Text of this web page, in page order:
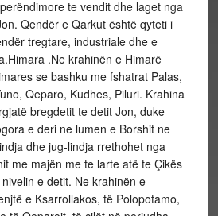
te vendit dhe laget nga
Qendër e Qarkut është qyteti i
tregtare, industriale dhe e
.Ne krahinën e Himarë
se bashku me fshatrat Palas,
Qeparo, Kudhes, Piluri. Krahina
bregdetit te detit Jon, duke
e deri ne lumen e Borshit ne
dhe jug-lindja rrethohet nga
me majën me te larte atë te Çikës
e detit. Ne krahinën e
e Ksarrollakos, të Polopotamo,